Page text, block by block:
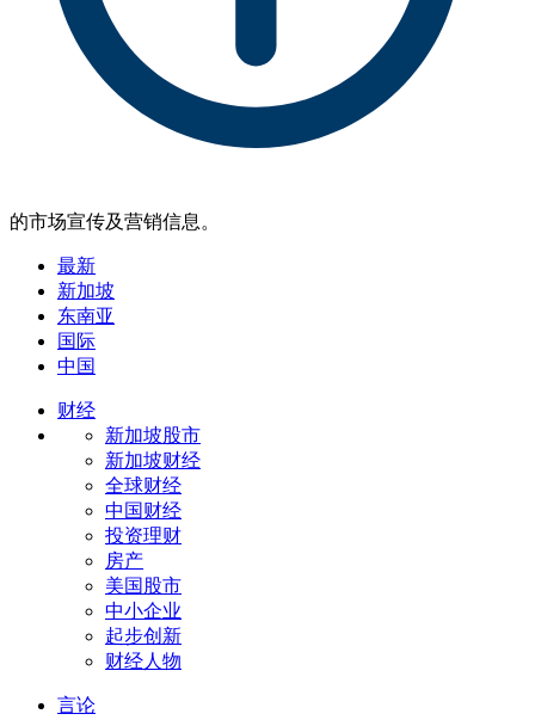
的市场宣传及营销信息。
最新
新加坡
东南亚
国际
中国
财经
新加坡股市
新加坡财经
全球财经
中国财经
投资理财
房产
美国股市
中小企业
起步创新
财经人物
言论